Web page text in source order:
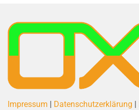
Impressum Datenschutzerklärung